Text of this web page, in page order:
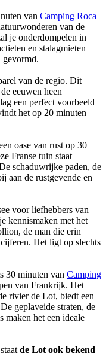
van Camping Roca
van de
je onderdompelen in
en stalagmieten
van de regio. Dit
eeuwen heen
een perfect voorbeeld
het op 20 minuten
oase van rust op 30
Franse tuin staat
schaduwrijke paden, de
aan de rustgevende en
voor liefhebbers van
kennismaken met het
de man die erin
Het ligt op slechts
30 minuten van Camping
van Frankrijk. Het
rivier de Lot, biedt een
geplaveide straten, de
maken het een ideale
de Lot ook bekend